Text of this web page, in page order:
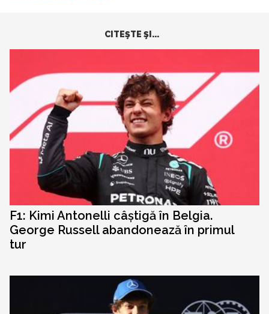
CITEŞTE ŞI...
F1: Kimi Antonelli câștigă în Belgia.
George Russell abandonează în primul
tur